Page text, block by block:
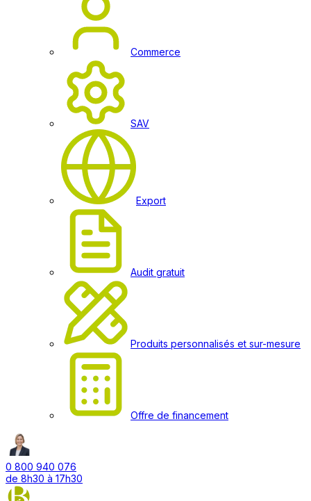
Commerce
SAV
Export
Audit gratuit
Produits personnalisés et sur-mesure
Offre de financement
0 800 940 076
de 8h30 à 17h30